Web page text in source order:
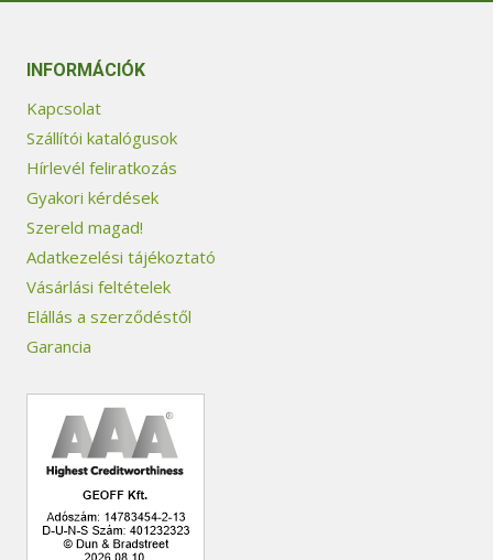
INFORMÁCIÓK
Kapcsolat
Szállítói katalógusok
Hírlevél feliratkozás
Gyakori kérdések
Szereld magad!
Adatkezelési tájékoztató
Vásárlási feltételek
Elállás a szerződéstől
Garancia